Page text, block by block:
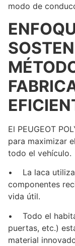
modo de
El PEUGEOT
para maximizar
todo el vehículo.
• La laca
componentes
vida útil.
• Todo el
puertas, etc.)
material